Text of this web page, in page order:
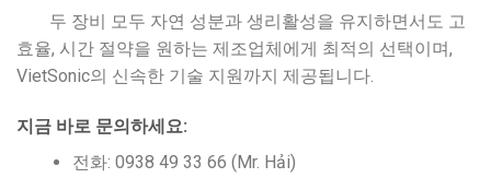
두 장비 모두 자연 성분과 생리활성을 유지하면서도 고
효율, 시간 절약을 원하는 제조업체에게 최적의 선택이며,
VietSonic의 신속한 기술 지원까지 제공됩니다.
지금 바로 문의하세요:
전화: 0938 49 33 66 (Mr. Hải)